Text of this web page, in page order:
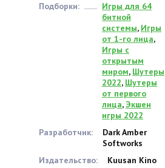
Подборки:
Игры для 64
битной
системы, Игры
от 1-го лица,
Игры с
открытым
миром, Шутеры
2022, Шутеры
от первого
лица,Экшен
игры 2022
Разработчик:
Dark Amber
Softworks
Издательство:
Kuusan Kino